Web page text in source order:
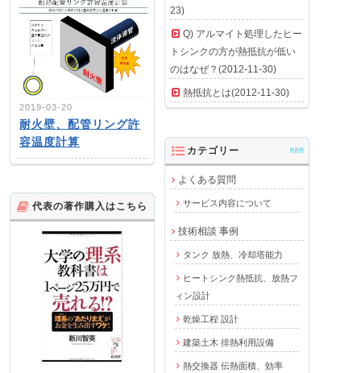
2019-03-20
耐火壁、配管リング許
容温度計算
23)
Q) アルマイト処理したヒー
トシンクの方が熱抵抗が低い
のはなぜ？(2012-11-30)
熱抵抗とは(2012-11-30)
カテゴリー AAA
よくある質問
サービス内容について
技術相談 事例
タンク 放熱、冷却塔能力
ヒートシンク熱抵抗、放熱フ
ィン設計
乾燥工程 設計
建築土木 排熱利用設備
熱交換器 伝熱面積、効率
代表の著作購入はこちら